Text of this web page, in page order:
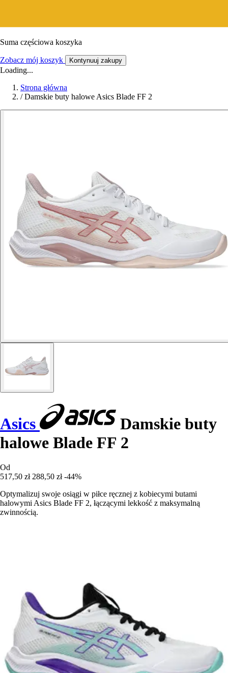
Suma częściowa koszyka
Zobacz mój koszyk Kontynuuj zakupy
Loading...
Strona główna
/ Damskie buty halowe Asics Blade FF 2
Asics
Damskie buty
halowe Blade FF 2
Od
517,50 zł 288,50 zł -44%
Optymalizuj swoje osiągi w piłce ręcznej z kobiecymi butami
halowymi Asics Blade FF 2, łączącymi lekkość z maksymalną
zwinnością.